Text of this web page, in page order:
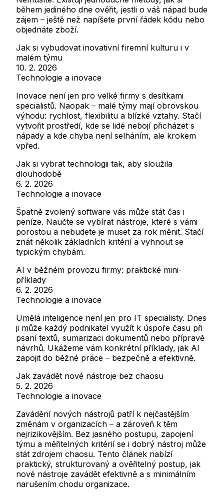
během jediného dne ověřit, jestli o váš nápad bude
zájem – ještě než napíšete první řádek kódu nebo
objednáte zboží.
Jak si vybudovat inovativní firemní kulturu i v
malém týmu
10. 2. 2026
Technologie a inovace
Inovace není jen pro velké firmy s desítkami
specialistů. Naopak – malé týmy mají obrovskou
výhodu: rychlost, flexibilitu a blízké vztahy. Stačí
vytvořit prostředí, kde se lidé nebojí přicházet s
nápady a kde chyba není selháním, ale krokem
vpřed.
Jak si vybrat technologii tak, aby sloužila
dlouhodobě
6. 2. 2026
Technologie a inovace
Špatně zvolený software vás může stát čas i
peníze. Naučte se vybírat nástroje, které s vámi
porostou a nebudete je muset za rok měnit. Stačí
znát několik základních kritérií a vyhnout se
typickým chybám.
AI v běžném provozu firmy: praktické mini-
příklady
6. 2. 2026
Technologie a inovace
Umělá inteligence není jen pro IT specialisty. Dnes
ji může každý podnikatel využít k úspoře času při
psaní textů, sumarizaci dokumentů nebo přípravě
návrhů. Ukážeme vám konkrétní příklady, jak AI
zapojit do běžné práce – bezpečně a efektivně.
Jak zavádět nové nástroje bez chaosu
5. 2. 2026
Technologie a inovace
Zavádění nových nástrojů patří k nejčastějším
změnám v organizacích – a zároveň k těm
nejrizikovějším. Bez jasného postupu, zapojení
týmu a měřitelných kritérií se i dobrý nástroj může
stát zdrojem chaosu. Tento článek nabízí
praktický, strukturovaný a ověřitelný postup, jak
nové nástroje zavádět efektivně a s minimálním
narušením chodu organizace.